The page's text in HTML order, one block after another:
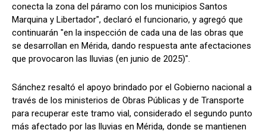
conecta la zona del páramo con los municipios Santos
Marquina y Libertador", declaró el funcionario, y agregó que
continuarán "en la inspección de cada una de las obras que
se desarrollan en Mérida, dando respuesta ante afectaciones
que provocaron las lluvias (en junio de 2025)".
Sánchez resaltó el apoyo brindado por el Gobierno nacional a
través de los ministerios de Obras Públicas y de Transporte
para recuperar este tramo vial, considerado el segundo punto
más afectado por las lluvias en Mérida, donde se mantienen